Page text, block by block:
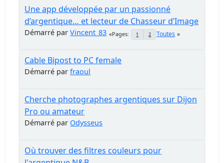
Une app développée par un passionné
d’argentique… et lecteur de Chasseur d’Image
Démarré parVincent_83 Pages 1 2 Toutes
Cable Bipost to PC female
Démarré parfraoul
Cherche photographes argentiques sur Dijon
Pro ou amateur
Démarré par Odysseus
Où trouver des filtres couleurs pour